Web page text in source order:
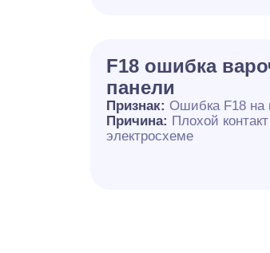
F18 ошибка
панели
Признак: Ошибка F18 на
Причина: Плохой
электросхеме